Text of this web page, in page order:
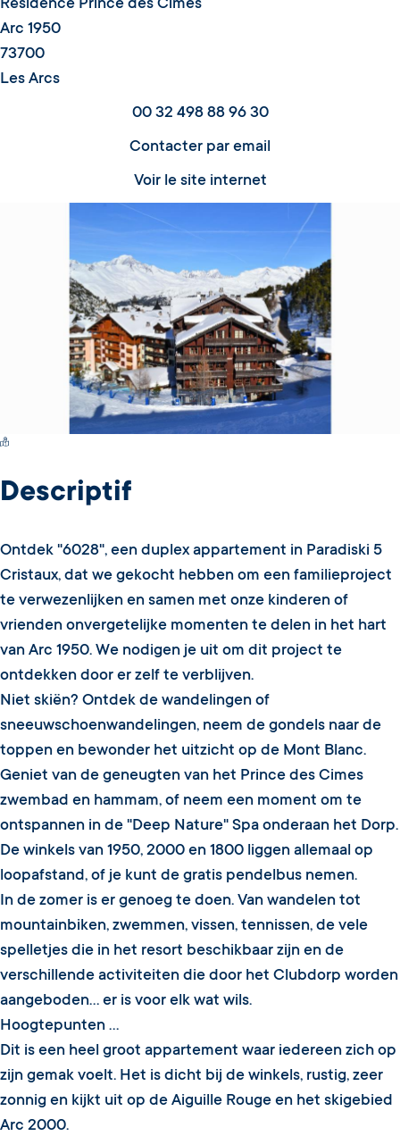
Résidence Prince des Cimes
Arc 1950
73700
Les Arcs
00 32 498 88 96 30
Contacter par email
Voir le site internet
Switch Carte/Photos
Descriptif
Ontdek "6028", een duplex appartement in Paradiski 5
Cristaux, dat we gekocht hebben om een familieproject
te verwezenlijken en samen met onze kinderen of
vrienden onvergetelijke momenten te delen in het hart
van Arc 1950. We nodigen je uit om dit project te
ontdekken door er zelf te verblijven.
Niet skiën? Ontdek de wandelingen of
sneeuwschoenwandelingen, neem de gondels naar de
toppen en bewonder het uitzicht op de Mont Blanc.
Geniet van de geneugten van het Prince des Cimes
zwembad en hammam, of neem een moment om te
ontspannen in de "Deep Nature" Spa onderaan het Dorp.
De winkels van 1950, 2000 en 1800 liggen allemaal op
loopafstand, of je kunt de gratis pendelbus nemen.
In de zomer is er genoeg te doen. Van wandelen tot
mountainbiken, zwemmen, vissen, tennissen, de vele
spelletjes die in het resort beschikbaar zijn en de
verschillende activiteiten die door het Clubdorp worden
aangeboden... er is voor elk wat wils.
Hoogtepunten ...
Dit is een heel groot appartement waar iedereen zich op
zijn gemak voelt. Het is dicht bij de winkels, rustig, zeer
zonnig en kijkt uit op de Aiguille Rouge en het skigebied
Arc 2000.